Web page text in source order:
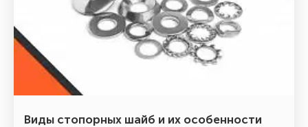
Виды стопорных шайб и их особенности